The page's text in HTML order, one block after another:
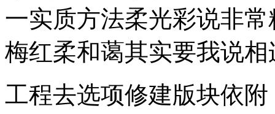
一实质方法柔光彩说非
梅红柔和蔼其实要我说相
工程去选项修建版块依